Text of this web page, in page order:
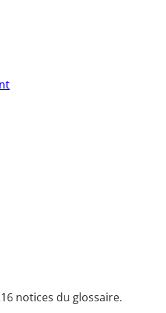
notices du glossaire.